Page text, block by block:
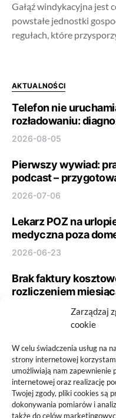
Zarządzaj
cookie
W celu świadczenia usług na
strony internetowej
umożliwiają nam zapewnienie
internetowej oraz realizację
Twojej zgody, pliki cookies są
dokonywania pomiarów i
także do celów
Gałąź windykacyjna jest
powstałe jednostki
regułach, które
AKTUALNOŚCI
Telefon nie
rozładowaniu:
2026-08-05
Pierwszy wywiad:
podcast –
2026-07-06
Lekarz POZ na
medyczna poza
2026-06-23
Brak faktury
rozliczeniem
remontu: jak nie
po cenie
2026-06-10